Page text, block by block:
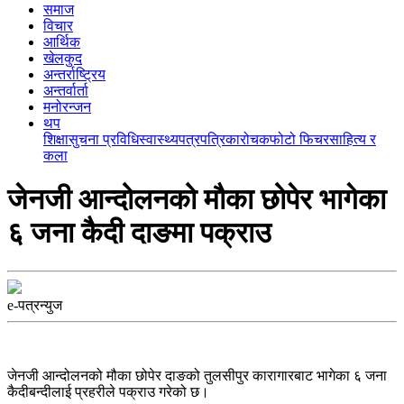
समाज
विचार
आर्थिक
खेलकुद
अन्तर्राष्ट्रिय
अन्तर्वार्ता
मनोरन्जन
थप
शिक्षासुचना प्रविधिस्वास्थ्यपत्रपत्रिकारोचकफोटो फिचरसाहित्य र
कला
जेनजी आन्दोलनको मौका छोपेर भागेका
६ जना कैदी दाङमा पक्राउ
e-पत्रन्युज
जेनजी आन्दोलनको मौका छोपेर दाङको तुलसीपुर कारागारबाट भागेका ६ जना
कैदीबन्दीलाई प्रहरीले पक्राउ गरेको छ।